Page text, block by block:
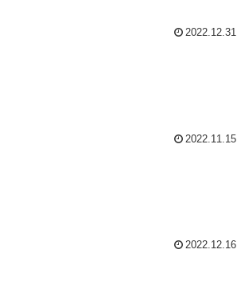
2022.12.31
2022.11.15
2022.12.16